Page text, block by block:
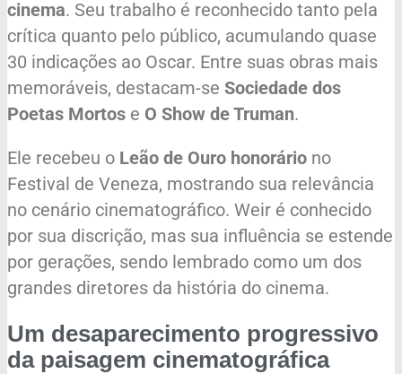
cinema. Seu trabalho é reconhecido tanto pela
crítica quanto pelo público, acumulando quase
30 indicações ao Oscar. Entre suas obras mais
memoráveis, destacam-se Sociedade dos
Poetas Mortos e O Show de Truman.
Ele recebeu o Leão de Ouro honorário no
Festival de Veneza, mostrando sua relevância
no cenário cinematográfico. Weir é conhecido
por sua discrição, mas sua influência se estende
por gerações, sendo lembrado como um dos
grandes diretores da história do cinema.
Um desaparecimento progressivo
da paisagem cinematográfica